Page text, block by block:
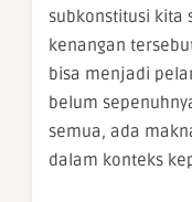
subkonstitusi kita
kenangan
bisa menjadi
belum
semua, ada
dalam konteks